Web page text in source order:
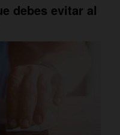
debes evitar al